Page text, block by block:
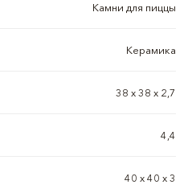
Камни для пиццы
Керамика
38 х 38 х 2,7
4,4
40 х 40 х 3